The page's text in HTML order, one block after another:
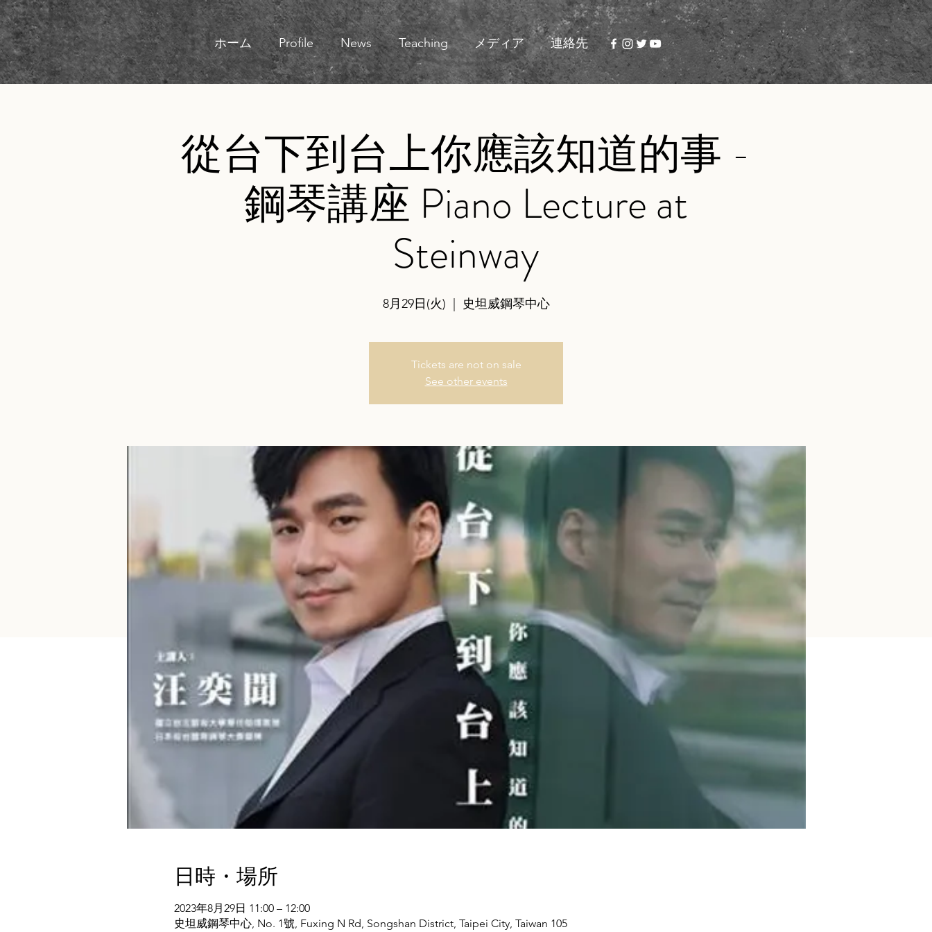
ホーム Profile News Teaching メディア 連絡先
從台下到台上你應該知道的事 -
鋼琴講座 Piano Lecture at
Steinway
8月29日(火) 史坦威鋼琴中心
Tickets are not on sale
See other events
日時・場所
2023年8月29日 11:00 – 12:00
史坦威鋼琴中心, No. 1號, Fuxing N Rd, Songshan District, Taipei City, Taiwan 105